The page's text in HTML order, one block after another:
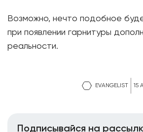
EVANGELIST 15
Возможно, нечто подобное
при появлении гарнитуры
реальности.
Подписывайся на